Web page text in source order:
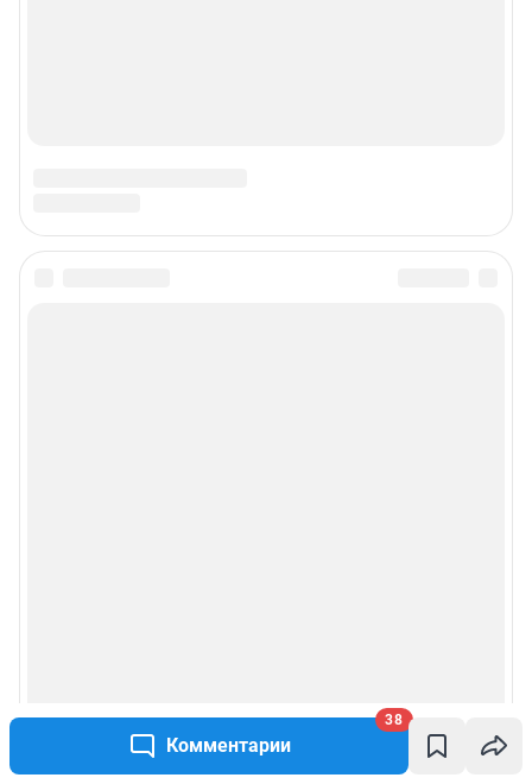
Комментарии
38